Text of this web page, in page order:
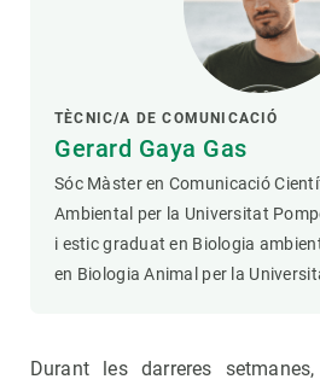
TÈCNIC/A DE COMUNICACIÓ
Gerard Gaya Gas
Sóc Màster en Comunicació
Ambiental per la Universitat
i estic graduat en Biologia
en Biologia Animal per la
Durant les darreres